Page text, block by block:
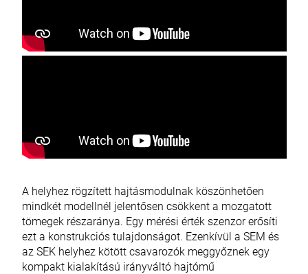
A helyhez rögzített hajtásmodulnak köszönhetően
mindkét modellnél jelentősen csökkent a mozgatott
tömegek részaránya. Egy mérési érték szenzor erősíti
ezt a konstrukciós tulajdonságot. Ezenkívül a SEM és
az SEK helyhez kötött csavarozók meggyőznek egy
kompakt kialakítású irányváltó hajtómű